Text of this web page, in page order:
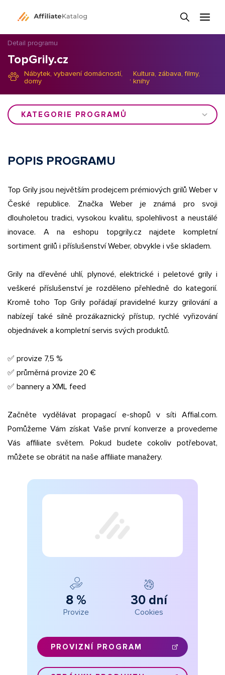
Detail programu
TopGrily.cz
Nábytek, vybavení domácností,
domy
,Kultura, zábava, filmy,
knihy
KATEGORIE PROGRAMŮ
POPIS PROGRAMU
Top Grily jsou největším prodejcem prémiových grilů Weber v
České republice. Značka Weber je známá pro svoji
dlouholetou tradici, vysokou kvalitu, spolehlivost a neustálé
inovace. A na eshopu topgrily.cz najdete kompletní
sortiment grilů i příslušenství Weber, obvykle i vše skladem.
Grily na dřevěné uhlí, plynové, elektrické i peletové grily i
veškeré příslušenství je rozděleno přehledně do kategorií.
Kromě toho Top Grily pořádají pravidelné kurzy grilování a
nabízejí také silně prozákaznický přístup, rychlé vyřizování
objednávek a kompletní servis svých produktů.
✅ provize 7,5 %
✅ průměrná provize 20 €
✅ bannery a XML feed
Začněte vydělávat propagací e-shopů v síti Affial.com.
Pomůžeme Vám získat Vaše první konverze a provedeme
Vás affiliate světem. Pokud budete cokoliv potřebovat,
můžete se obrátit na naše affiliate manažery.
8 %
Provize
30 dní
Cookies
PROVIZNÍ PROGRAM